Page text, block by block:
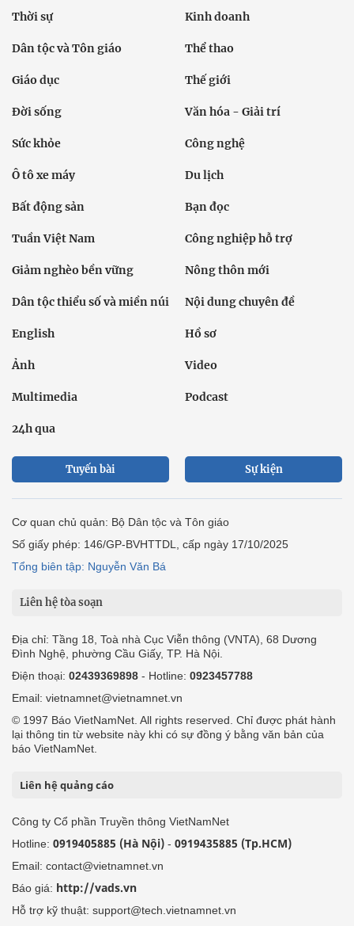
Thời sự Kinh doanh
Dân tộc và Tôn giáo Thể thao
Giáo dục Thế giới
Đời sống Văn hóa - Giải trí
Sức khỏe Công nghệ
Ô tô xe máy Du lịch
Bất động sản Bạn đọc
Tuần Việt Nam Công nghiệp hỗ trợ
Giảm nghèo bền vững Nông thôn mới
Dân tộc thiểu số và miền núi Nội dung chuyên đề
English Hồ sơ
Ảnh Video
Multimedia Podcast
24h qua
Tuyến bài Sự kiện
Cơ quan chủ quản: Bộ Dân tộc và Tôn giáo
Số giấy phép: 146/GP-BVHTTDL, cấp ngày 17/10/2025
Tổng biên tập: Nguyễn Văn Bá
Liên hệ tòa soạn
Địa chỉ: Tầng 18, Toà nhà Cục Viễn thông (VNTA), 68 Dương
Đình Nghệ, phường Cầu Giấy, TP. Hà Nội.
Điện thoại: 02439369898 - Hotline: 0923457788
Email: vietnamnet@vietnamnet.vn
© 1997 Báo VietNamNet. All rights reserved. Chỉ được phát hành
lại thông tin từ website này khi có sự đồng ý bằng văn bản của
báo VietNamNet.
Liên hệ quảng cáo
Công ty Cổ phần Truyền thông VietNamNet
Hotline: 0919405885 (Hà Nội) - 0919435885 (Tp.HCM)
Email: contact@vietnamnet.vn
Báo giá: http://vads.vn
Hỗ trợ kỹ thuật: support@tech.vietnamnet.vn